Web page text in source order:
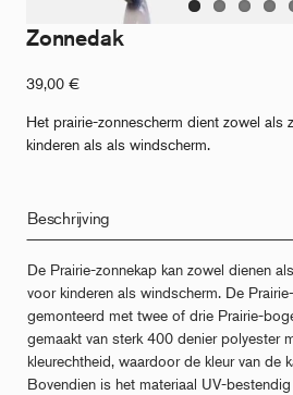
Zonnedak
39,00 €
Het prairie-zonnescherm dient zowel als
kinderen als als windscherm.
Beschrijving
De Prairie-zonnekap kan zowel dienen
voor kinderen als windscherm. De
gemonteerd met twee of drie Prairie-
gemaakt van sterk 400 denier polyester
kleurechtheid, waardoor de kleur van de
Bovendien is het materiaal UV-